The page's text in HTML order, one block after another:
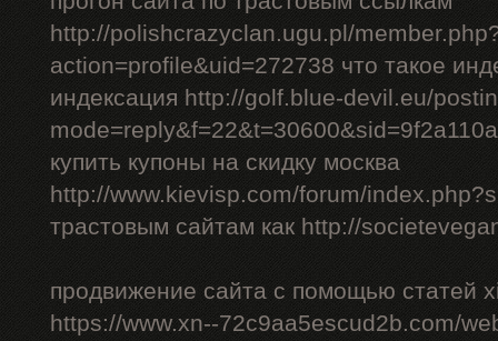
http://polishcrazyclan.ugu.pl/
action=profile&uid=272738 что такое
индексация http://golf.blue-devil.eu/
купить купоны на скидку москва
http://www.kievisp.com/forum/
трастовым сайтам как http://
продвижение сайта с помощью статей
https://www.xn--72c9aa5escud2b.com/